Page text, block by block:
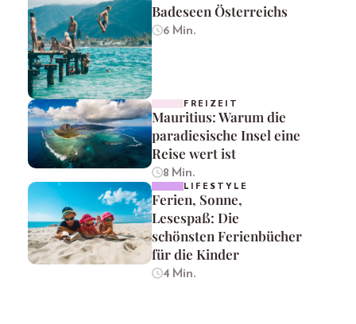
Badeseen Österreichs
6 Min.
FREIZEIT
Mauritius: Warum die
paradiesische Insel eine
Reise wert ist
8 Min.
LIFESTYLE
Ferien, Sonne,
Lesespaß: Die
schönsten Ferienbücher
für die Kinder
4 Min.